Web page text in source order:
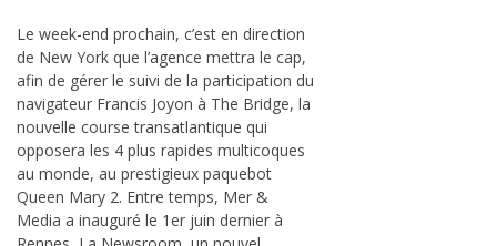
Le week-end prochain, c’est en direction
de New York que l’agence mettra le cap,
afin de gérer le suivi de la participation du
navigateur Francis Joyon à The Bridge, la
nouvelle course transatlantique qui
opposera les 4 plus rapides multicoques
au monde, au prestigieux paquebot
Queen Mary 2. Entre temps, Mer &
Media a inauguré le 1er juin dernier à